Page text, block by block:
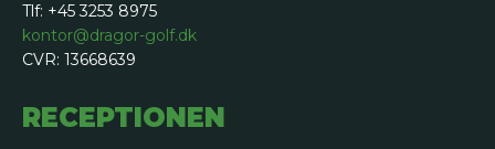
Tlf: +45 3253 8975
kontor@dragor-golf.dk
CVR: 13668639
RECEPTIONEN